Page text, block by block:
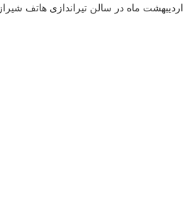
شرکت ۵۴ ورزشکار از شهرستان های شیراز، گراش، داراب، بختگان، ارسنجان، بوشهر در تاریخ ۱۲ اردیبهشت ماه در سالن تیراندازی هاتف شیراز